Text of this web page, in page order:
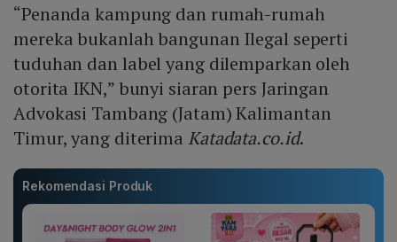
“Penanda kampung dan rumah-rumah
mereka bukanlah bangunan Ilegal seperti
tuduhan dan label yang dilemparkan oleh
otorita IKN,” bunyi siaran pers Jaringan
Advokasi Tambang (Jatam) Kalimantan
Timur, yang diterima Katadata.co.id.
Rekomendasi Produk